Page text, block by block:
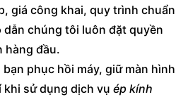
giá công khai, quy trình chuẩn
dẫn chúng tôi luôn đặt quyền
hàng đầu.
phục hồi máy, giữ màn hình
khi sử dụng dịch vụ ép kính